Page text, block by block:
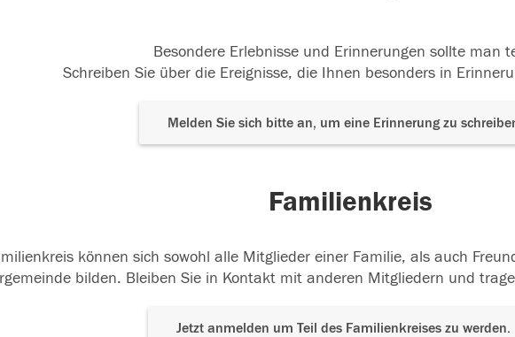
Besondere Erlebnisse und Erinnerungen sollte man
Schreiben Sie über die Ereignisse, die Ihnen besonders in
Melden Sie sich bitte an, um eine Erinnerung zu
Familienkreis
können sich sowohl alle Mitglieder einer Familie, als auch
bilden. Bleiben Sie in Kontakt mit anderen Mitgliedern und
Jetzt anmelden um Teil des Familienkreises zu werden.